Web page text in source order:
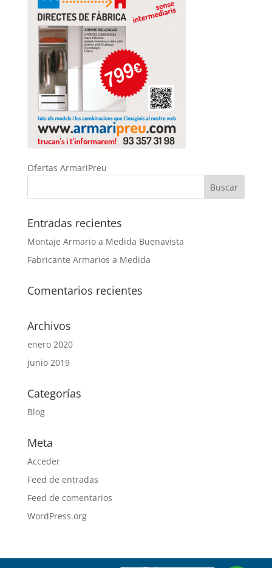
Ofertas ArmariPreu
Entradas recientes
Montaje Armario a Medida Buenavista
Fabricante Armarios a Medida
Comentarios recientes
Archivos
enero 2020
junio 2019
Categorías
Blog
Meta
Acceder
Feed de entradas
Feed de comentarios
WordPress.org